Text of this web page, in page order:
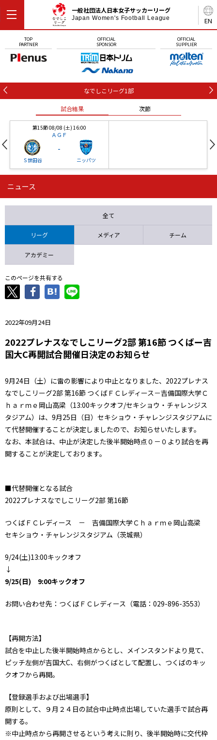
EN
一般社団法人日本女子サッカーリーグ
Japan Women's Football League
TOP
PARTNER
OFFICIAL
SPONSOR
OFFICIAL
SUPPLIER
なでしこリーグ1部
試合結果 次節
第15節 08/08 (土) 16:00
ＡＧＦ
Ｓ世田谷
-
ニッパツ
第16節 09/05 (土) 15:00
ニッパツ 石人の星
ニュース
全て
リーグ メディア チーム
アカデミー
このページを共有する
2022年09月24日
2022プレナスなでしこリーグ2部 第16節 つくばー吉
国大C再開試合開催日決定のお知らせ
9月24日（土）に雷の影響により中止となりました、2022プレナス
なでしこリーグ2部 第16節 つくばＦＣレディース－吉備国際大学Ｃ
ｈａｒｍｅ岡山高梁（13:00キックオフ/セキショウ・チャレンジス
タジアム）は、9月25日（日）セキショウ・チャレンジスタジアムに
て代替開催することが決定しましたので、お知らせいたします。
なお、本試合は、中止が決定した後半開始時点０－０より試合を再
開することが決定しております。
■代替開催となる試合
2022プレナスなでしこリーグ2部 第16節
つくばＦＣレディース － 吉備国際大学Ｃｈａｒｍｅ岡山高梁
セキショウ・チャレンジスタジアム（茨城県）
9/24(土)13:00キックオフ
↓
9/25(日) 9:00キックオフ
お問い合わせ先：つくばＦＣレディース（電話：029-896-3553）
【再開方法】
試合を中止した後半開始時点からとし、メインスタンドより見て、
ピッチ左側が吉国大C、右側がつくばとして配置し、つくばのキッ
クオフから再開。
【登録選手および出場選手】
原則として、９月２４日の試合中止時点出場していた選手で試合再
開する。
※中止時点から再開させるという考えに則り、後半開始時に交代枠